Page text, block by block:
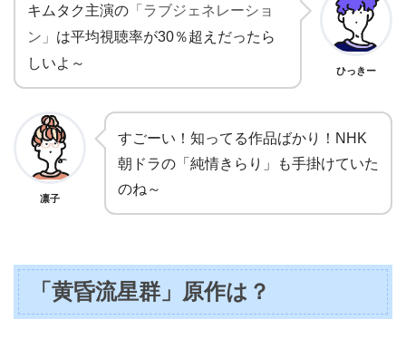
キムタク主演の 「ラブジェネレーショ
ン」 は平均視聴率が30％超えだったら
しいよ～
ひっきー
凛子
すごーい！知ってる作品ばかり！NHK
朝ドラの「純情きらり」も手掛けていた
のね～
「黄昏流星群」原作は？